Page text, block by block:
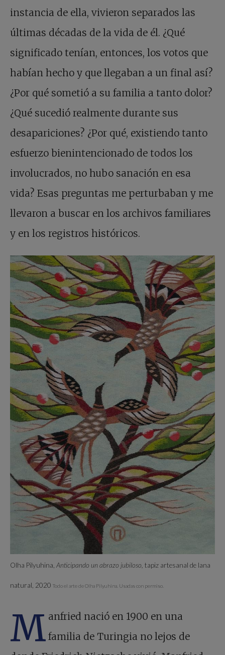
instancia de ella, vivieron separados las
últimas décadas de la vida de él. ¿Qué
significado tenían, entonces, los votos que
habían hecho y que llegaban a un final así?
¿Por qué sometió a su familia a tanto dolor?
¿Qué sucedió realmente durante sus
desapariciones? ¿Por qué, existiendo tanto
esfuerzo bienintencionado de todos los
involucrados, no hubo sanación en esa
vida? Esas preguntas me perturbaban y me
llevaron a buscar en los archivos familiares
y en los registros históricos.
Olha Pilyuhina, Anticipando un abrazo jubiloso, tapiz artesanal de lana
natural, 2020 Todo el arte de Olha Pilyuhina. Usadas con permiso.
M anfried nació en 1900 en una
familia de Turingia no lejos de